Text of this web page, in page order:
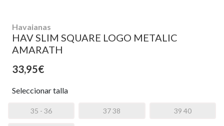
Havaianas
HAV SLIM SQUARE LOGO METALIC
AMARATH
33,95€
Seleccionar talla
35 - 36 37 38 39 40